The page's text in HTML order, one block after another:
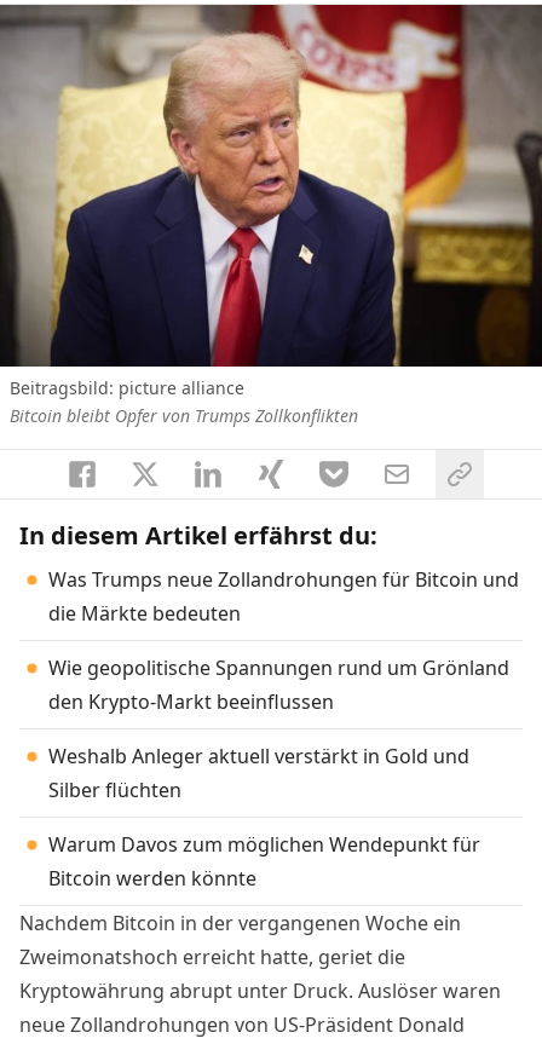
Beitragsbild: picture alliance
Bitcoin bleibt Opfer von Trumps Zollkonflikten
In diesem Artikel erfährst du:
Was Trumps neue Zollandrohungen für Bitcoin und
die Märkte bedeuten
Wie geopolitische Spannungen rund um Grönland
den Krypto-Markt beeinflussen
Weshalb Anleger aktuell verstärkt in Gold und
Silber flüchten
Warum Davos zum möglichen Wendepunkt für
Bitcoin werden könnte
Nachdem Bitcoin in der vergangenen Woche ein
Zweimonatshoch erreicht hatte, geriet die
Kryptowährung abrupt unter Druck. Auslöser waren
neue Zollandrohungen von US-Präsident Donald